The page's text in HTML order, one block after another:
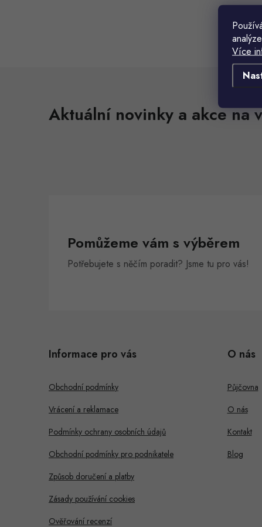
Více t
t
l
u
Aktuální novinky a akce na
Pomůžeme vám s výběrem
Potřebujete s něčím poradit? Jsme tu pro vás!
Informace pro vás
Obchodní podmínky
Vrácení a reklamace
Podmínky ochrany osobních údajů
Obchodní podmínky pro podnikatele
Způsob doručení a platby
Zásady používání cookies
Ověřování recenzí
O nás
Půjčovna
O nás
Kontakt
Blog